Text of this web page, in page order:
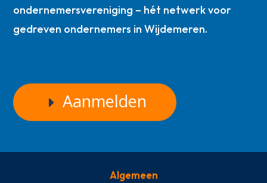
ondernemersvereniging – hét netwerk voor
gedreven ondernemers in Wijdemeren.
Aanmelden
Algemeen